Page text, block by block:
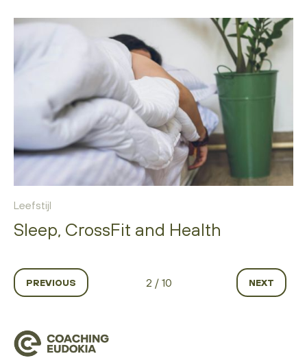
Leefstijl
Sleep, CrossFit and Health
PREVIOUS 2 / 10 NEXT